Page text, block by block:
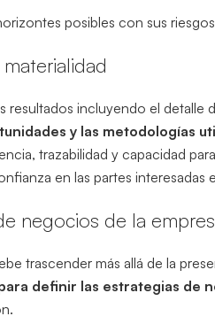
posibles con sus
resultados incluyendo el detalle
y las metodologías
trazabilidad y capacidad
en las partes interesadas
negocios de la
trascender más allá de la
definir las estrategias de